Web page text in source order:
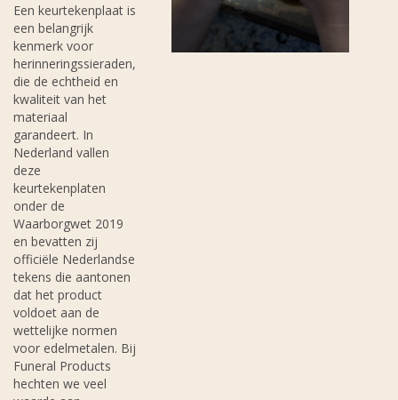
Een keurtekenplaat is
een belangrijk
kenmerk voor
herinneringssieraden,
die de echtheid en
kwaliteit van het
materiaal
garandeert. In
Nederland vallen
deze
keurtekenplaten
onder de
Waarborgwet 2019
en bevatten zij
officiële Nederlandse
tekens die aantonen
dat het product
voldoet aan de
wettelijke normen
voor edelmetalen. Bij
Funeral Products
hechten we veel